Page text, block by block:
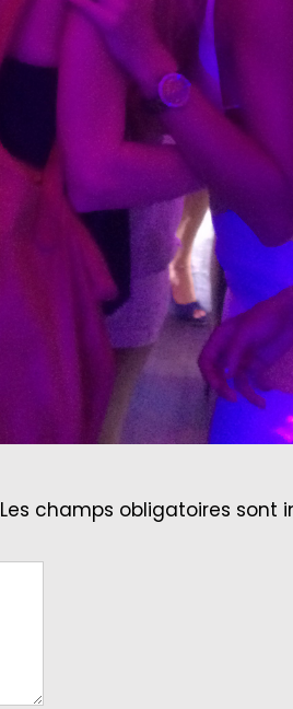
Les champs obligatoires sont